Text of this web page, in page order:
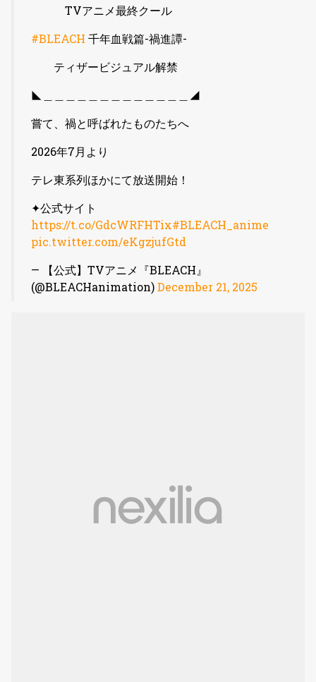
TVアニメ最終クール
#BLEACH 千年血戦篇-禍進譚-
ティザービジュアル解禁
◣＿＿＿＿＿＿＿＿＿＿＿＿＿◢
嘗て、禍と呼ばれたものたちへ
2026年7月より
テレ東系列ほかにて放送開始！
✦公式サイト
https://t.co/GdcWRFHTix#BLEACH_anime
pic.twitter.com/eKgzjufGtd
— 【公式】TVアニメ『BLEACH』
(@BLEACHanimation)December 21, 2025